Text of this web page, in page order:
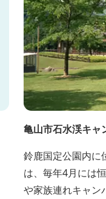
亀山市石水渓キャ
鈴鹿国定公園内に
は、毎年4月には
や家族連れキャン